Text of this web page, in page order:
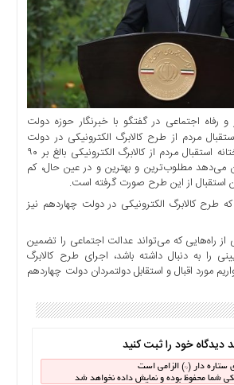
رفاه اجتماعی در گفتگو با خبرنگار حوزه دولت
استقبال مردم از طرح کالابرگ الکترونیکی در دولت
سیزدهم اظهارکرد :خوشبختانه استقبال مردم از کالابرگ الکترونیکی بالغ بر ۹۰
مطلوب‌ترین و بهترین و در عین حال، کم
استقبال از این طرح صورت گرفته است.
طرح کالابرگ الکترونیکی در دولت چهاردهم نیز
راه‌هایی که می‌تواند عدالت اجتماعی را تضمین
را به دنبال داشته باشد، اجرای طرح کالابرگ
مورد اقبال و استقابل دولتمردان دولت چهاردهم
دیدگاه خود را ثبت کنید
ستاره دار (*) الزامی است
شما محفوظ بوده و نمایش داده نخواهد شد